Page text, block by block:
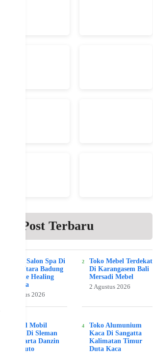
Post Terbaru
Beauty Salon Spa Di
Kuta Utara Badung
Bali The Healing
Day Spa
2 Agustus 2026
Toko Mebel Terdekat
Di Karangasem Bali
Mersadi Mebel
2 Agustus 2026
Bengkel Mobil
Umum Di Sleman
Jogjakarta Danzin
Benz Auto
Toko Alumunium
Kaca Di Sangatta
Kalimatan Timur
Duta Kaca